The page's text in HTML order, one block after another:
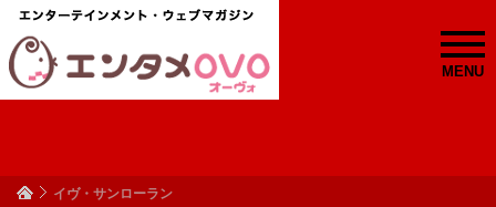
MENU
イヴ・サンローラン